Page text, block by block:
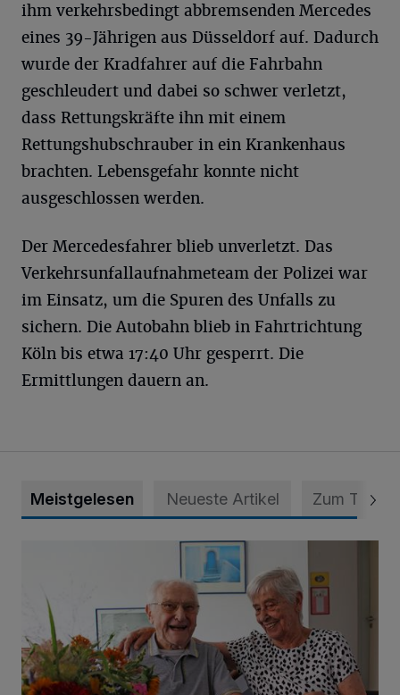
ihm verkehrsbedingt abbremsenden Mercedes
eines 39-Jährigen aus Düsseldorf auf. Dadurch
wurde der Kradfahrer auf die Fahrbahn
geschleudert und dabei so schwer verletzt,
dass Rettungskräfte ihn mit einem
Rettungshubschrauber in ein Krankenhaus
brachten. Lebensgefahr konnte nicht
ausgeschlossen werden.
Der Mercedesfahrer blieb unverletzt. Das
Verkehrsunfallaufnahmeteam der Polizei war
im Einsatz, um die Spuren des Unfalls zu
sichern. Die Autobahn blieb in Fahrtrichtung
Köln bis etwa 17:40 Uhr gesperrt. Die
Ermittlungen dauern an.
Meistgelesen Neueste Artikel Zum Thema
„Wir waren uns eigentlich nie böse“